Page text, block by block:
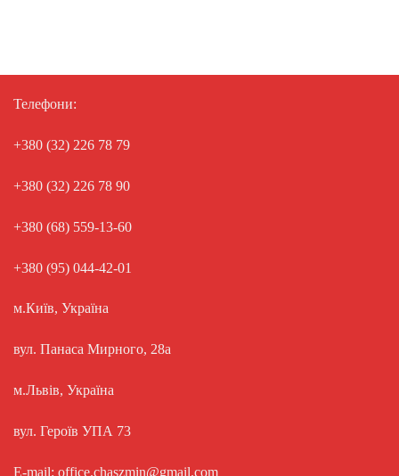
Телефони:
+380 (32) 226 78 79
+380 (32) 226 78 90
+380 (68) 559-13-60
+380 (95) 044-42-01
м.Київ, Україна
вул. Панаса Мирного, 28а
м.Львів, Україна
вул. Героїв УПА 73
E-mail: office.chaszmin@gmail.com